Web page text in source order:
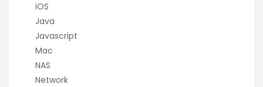
iOS
Java
Javascript
Mac
NAS
Network